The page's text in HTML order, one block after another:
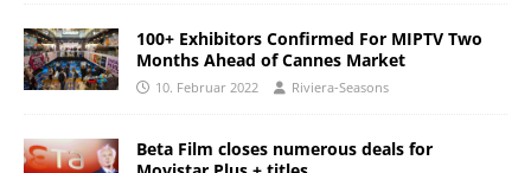
100+ Exhibitors Confirmed For MIPTV Two
Months Ahead of Cannes Market
10. Februar 2022 Riviera-Seasons
Beta Film closes numerous deals for